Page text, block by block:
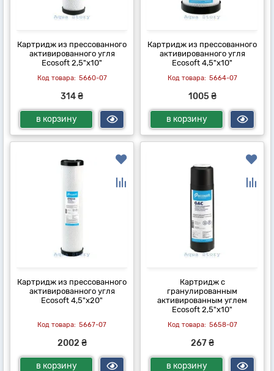
Картридж из прессованного
активированного угля
Ecosoft 2,5"х10"
5660-07
314 ₴
в корзину
Картридж из прессованного
активированного угля
Ecosoft 4,5"х10"
5664-07
1005 ₴
в корзину
Картридж из прессованного
активированного угля
Ecosoft 4,5"х20"
5667-07
2002 ₴
в корзину
Картридж с
гранулированным
активированным углем
Ecosoft 2,5"х10"
5658-07
267 ₴
в корзину